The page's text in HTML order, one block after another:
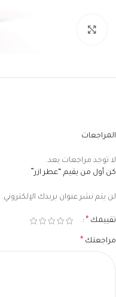
المراجعات
لا توجد مراجعات بعد.
كن أول من يقيم “عطر ازر”
لن يتم نشر عنوان بريدك الإلكتروني.
تقييمك *
مراجعتك *